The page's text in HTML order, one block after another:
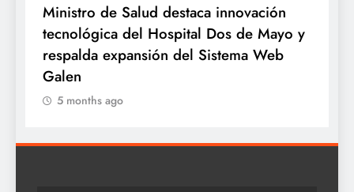
Ministro de Salud destaca innovación
tecnológica del Hospital Dos de Mayo y
respalda expansión del Sistema Web
Galen
5 months ago